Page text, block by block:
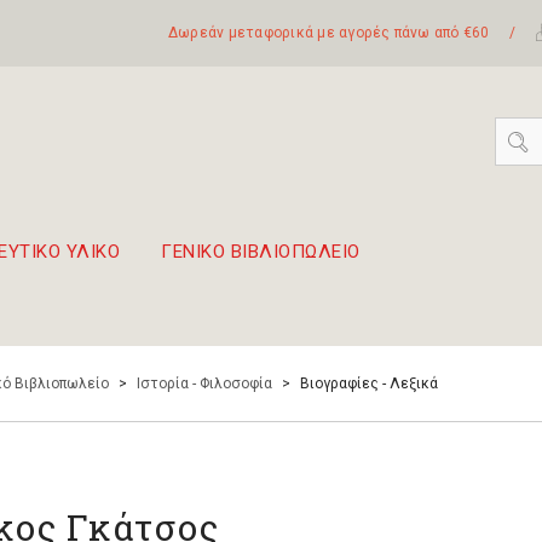
Δωρεάν μεταφορικά με αγορές πάνω από €60 /
ΥΛΙΚΟ ΓΕΝΙΚΟ ΒΙΒΛΙΟΠΩΛΕΙΟ
Βιβλιοπωλείο > Ιστορία - Φιλοσοφία > Βιογραφίες - Λεξικά
Γκάτσος